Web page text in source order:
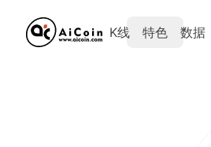
K线 特色 数据